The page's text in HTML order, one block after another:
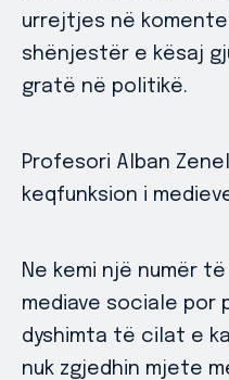
urrejtjes në
shënjestër e kësaj
gratë në politikë.
Profesori Alban
keqfunksion i
Ne kemi një numër
mediave sociale
dyshimta të cilat e
nuk zgjedhin mjete